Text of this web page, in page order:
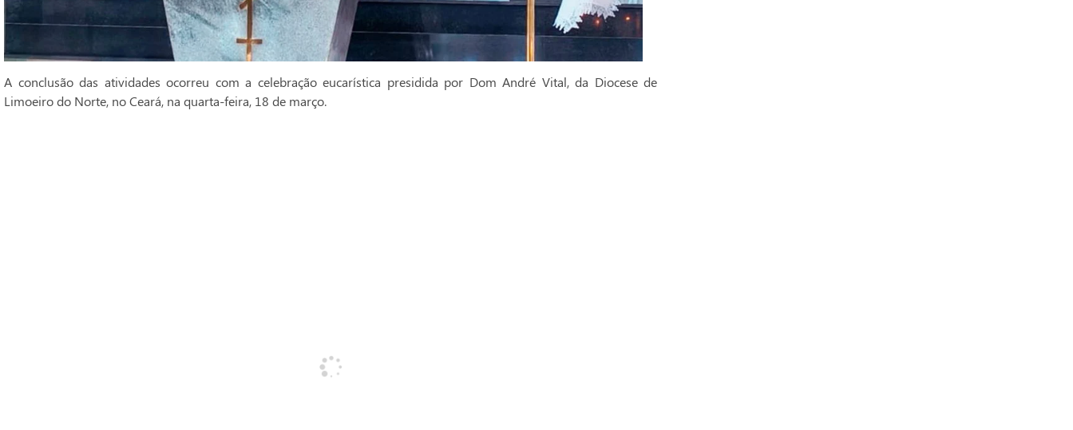
A conclusão das atividades ocorreu com a celebração eucarística presidida por Dom André Vital, da Diocese de
Limoeiro do Norte, no Ceará, na quarta-feira, 18 de março.